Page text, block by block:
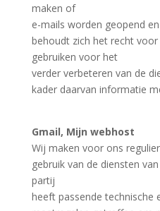
maken of
e-mails worden geopend
behoudt zich het recht
gebruiken voor het
verder verbeteren van de
kader daarvan informatie
Gmail, Mijn webhost
Wij maken voor ons
gebruik van de diensten
partij
heeft passende technische